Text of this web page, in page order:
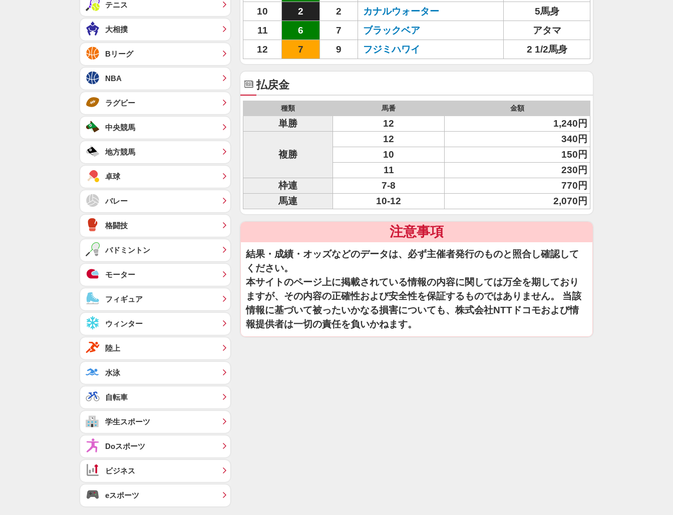
10
2 2 カナルウォーター
5馬身
11
6 7 ブラックベア
アタマ
12
7 9 フジミハワイ 2 1/2馬身
払戻金
種類 馬番 金額
単勝 12 1,240円
複勝
12
340円
10
150円
11
230円
枠連
7-8
770円
馬連
10-12 2,070円
注意事項
結果・成績・オッズなどのデータは、必ず主催者発行のものと照合し確認して
ください。
本サイトのページ上に掲載されている情報の内容に関しては万全を期しており
ますが、その内容の正確性および安全性を保証するものではありません。 当該
情報に基づいて被ったいかなる損害についても、株式会社NTTドコモおよび情
報提供者は一切の責任を負いかねます。
テニス
大相撲
Bリーグ
NBA
ラグビー
中央競馬
地方競馬
卓球
バレー
格闘技
バドミントン
モーター
フィギュア
ウィンター
陸上
水泳
自転車
学生スポーツ
Doスポーツ
ビジネス
eスポーツ